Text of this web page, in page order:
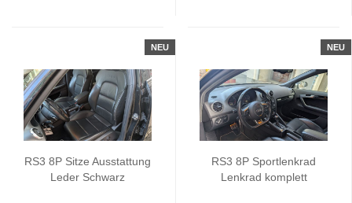
NEU
RS3 8P Sitze Ausstattung
Leder Schwarz
NEU
RS3 8P Sportlenkrad
Lenkrad komplett